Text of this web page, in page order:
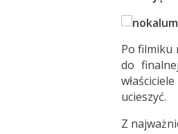
Po filmiku
do
ucieszyć.
Z